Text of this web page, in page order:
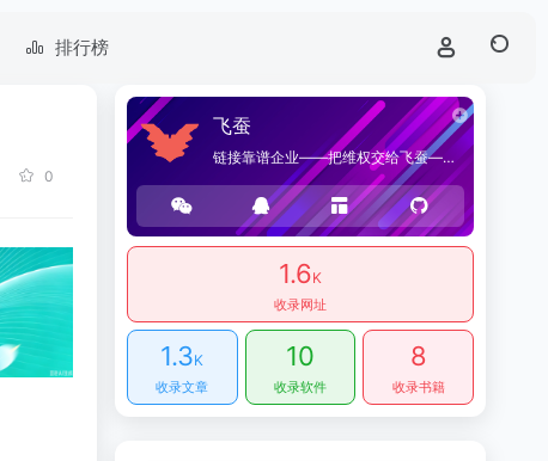
排行榜
0
飞蚕
链接靠谱企业——把维权交给飞蚕——海桑贸易官方网站，提供优质企业导航和商品导购服务。
1.6K
收录网址
1.3K
收录文章
10
收录软件
8
收录书籍